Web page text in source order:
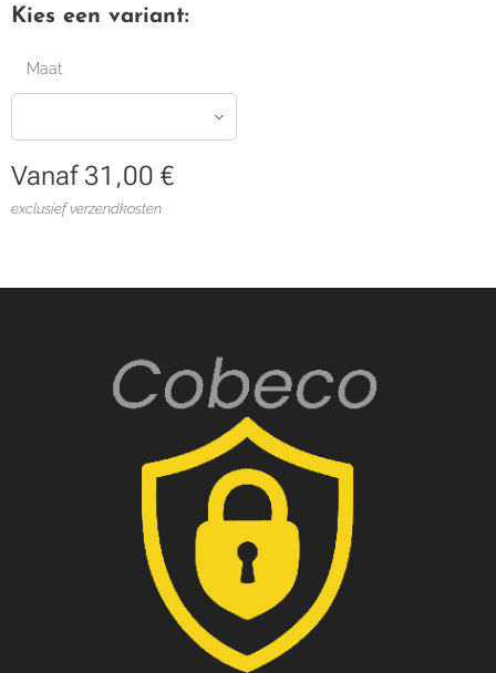
Kies een variant:
Maat
Vanaf 31,00 €
exclusief verzendkosten